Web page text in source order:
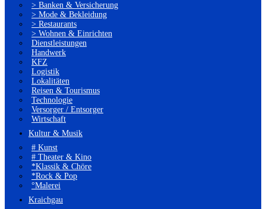
> Banken & Versicherung
> Mode & Bekleidung
> Restaurants
> Wohnen & Einrichten
Dienstleistungen
Handwerk
KFZ
Logistik
Lokalitäten
Reisen & Tourismus
Technologie
Versorger / Entsorger
Wirtschaft
Kultur & Musik
# Kunst
# Theater & Kino
*Klassik & Chöre
*Rock & Pop
°Malerei
Kraichgau